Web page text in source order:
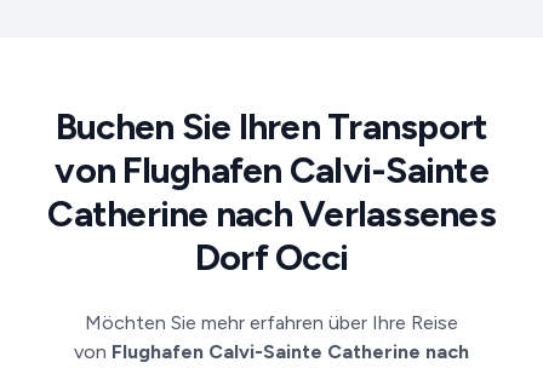
Buchen Sie Ihren Transport
von Flughafen Calvi-Sainte
Catherine nach Verlassenes
Dorf Occi
Möchten Sie mehr erfahren über Ihre Reise
von Flughafen Calvi-Sainte Catherine nach